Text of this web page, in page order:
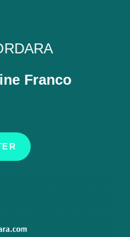
Franco